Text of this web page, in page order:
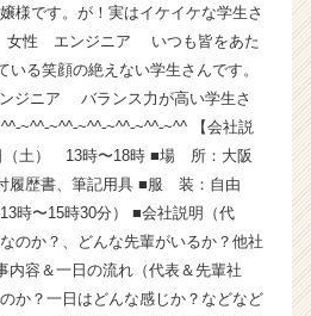
です。が！実はイケイケな学生さ
性 エンジニア いつも皆をあた
いる笑顔の絶えない学生さんです。
ニア バランス力が高い学生さ
~^^-~^^-~^^-~^^-~^^-~^^ 【会社説
土） 13時〜18時 ■場 所：大阪
履歴書、筆記用具 ■服 装：自由
時〜15時30分） ■会社説明（代
か？、どんな先輩がいるか？他社
内容＆一日の流れ（代表＆先輩社
か？一日はどんな感じか？などなど